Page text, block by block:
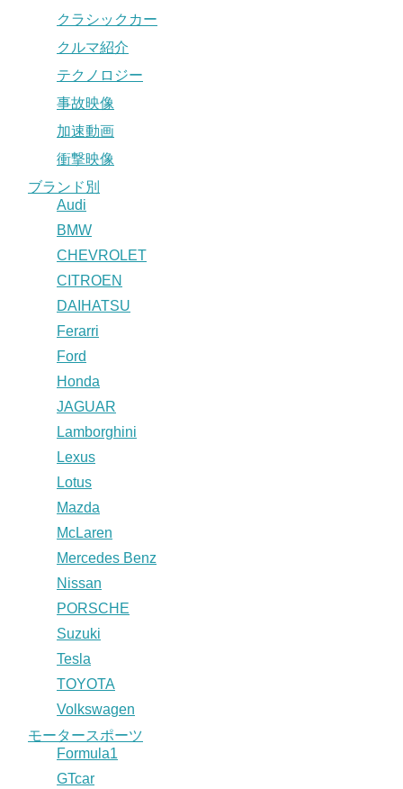
クラシックカー
クルマ紹介
テクノロジー
事故映像
加速動画
衝撃映像
ブランド別
Audi
BMW
CHEVROLET
CITROEN
DAIHATSU
Ferarri
Ford
Honda
JAGUAR
Lamborghini
Lexus
Lotus
Mazda
McLaren
Mercedes Benz
Nissan
PORSCHE
Suzuki
Tesla
TOYOTA
Volkswagen
モータースポーツ
Formula1
GTcar